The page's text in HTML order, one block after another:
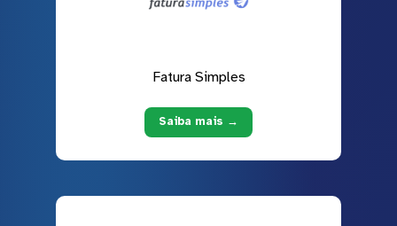
Fatura Simples
Saiba mais →